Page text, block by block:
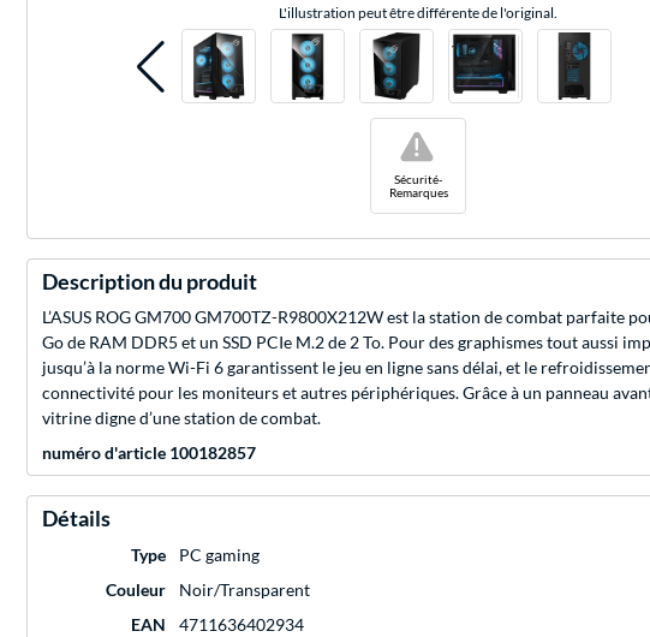
L'illustration peut être différente de l'original.
Sécurité-
Remarques
!
Description du produit
L’ASUS ROG GM700 GM700TZ-R9800X212W est la station de combat parfaite
Go de RAM DDR5 et un SSD PCIe M.2 de 2 To. Pour des graphismes tout aussi
jusqu’à la norme Wi-Fi 6 garantissent le jeu en ligne sans délai, et le
connectivité pour les moniteurs et autres périphériques. Grâce à un panneau
vitrine digne d’une station de combat.
numéro d'article 100182857
Détails
Type
PC gaming
Couleur
Noir/Transparent
EAN
4711636402934